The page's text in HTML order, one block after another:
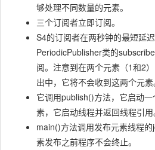
够处理不同数量的元素。
三个订阅者立即订阅。
S4的订阅者在两秒钟的最短延
PeriodicPublisher类的
阅。注意到在两个元素（1和2
出中，它将不会收到这两个元素
它调用publish()方法，它启动
素，它启动线程并返回线程引用
main()方法调用发布元素线程的
素发布之前程序不会终止。